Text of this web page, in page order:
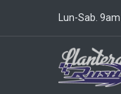
Lun-Sab.